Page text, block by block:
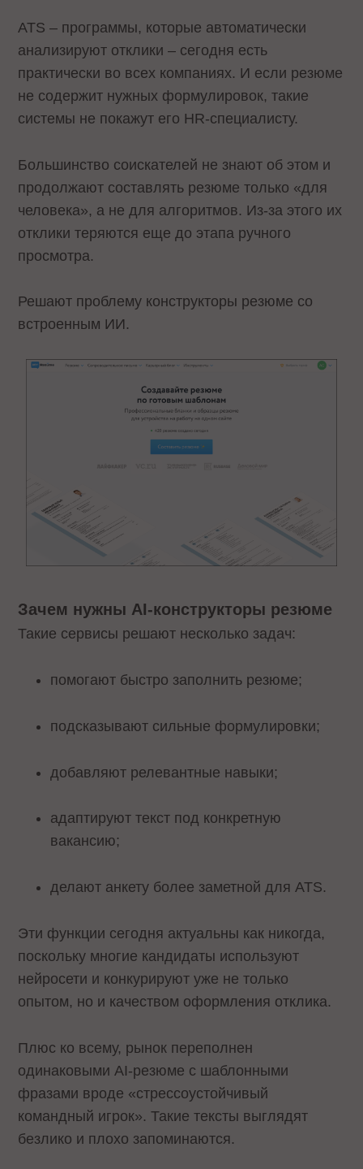
ATS – программы, которые автоматически
анализируют отклики – сегодня есть
практически во всех компаниях. И если резюме
не содержит нужных формулировок, такие
системы не покажут его HR-специалисту.
Большинство соискателей не знают об этом и
продолжают составлять резюме только «для
человека», а не для алгоритмов. Из-за этого их
отклики теряются еще до этапа ручного
просмотра.
Решают проблему конструкторы резюме со
встроенным ИИ.
Зачем нужны AI-конструкторы резюме
Такие сервисы решают несколько задач:
помогают быстро заполнить резюме;
подсказывают сильные формулировки;
добавляют релевантные навыки;
адаптируют текст под конкретную
вакансию;
делают анкету более заметной для ATS.
Эти функции сегодня актуальны как никогда,
поскольку многие кандидаты используют
нейросети и конкурируют уже не только
опытом, но и качеством оформления отклика.
Плюс ко всему, рынок переполнен
одинаковыми AI-резюме с шаблонными
фразами вроде «стрессоустойчивый
командный игрок». Такие тексты выглядят
безлико и плохо запоминаются.